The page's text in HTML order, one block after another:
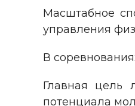
Масштабное
управления
В
Главная цель
потенциала